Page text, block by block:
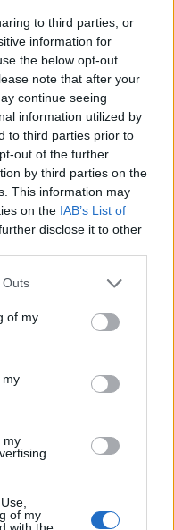
to third parties, or
information for
the below opt-out
note that after your
continue seeing
information utilized by
to third parties prior to
out of the further
by third parties on the
This information may
on the IAB’s List of
disclose it to other
Outs
of my
my
my
of my
with the
ίκτερο, θα πρέπει
αξιολόγηση και
Επιπλέον, οι
ώστε να
που
και, σε περίπτωση
ιατρική
ηπατική
το ενδεχόμενο
της θεραπείας με
περίληψης των
(δηλαδή, να
της θεραπείας,
να
επανεμφάνισης
Ontozry θα
αυτές τις νέες
περιλαμβάνει